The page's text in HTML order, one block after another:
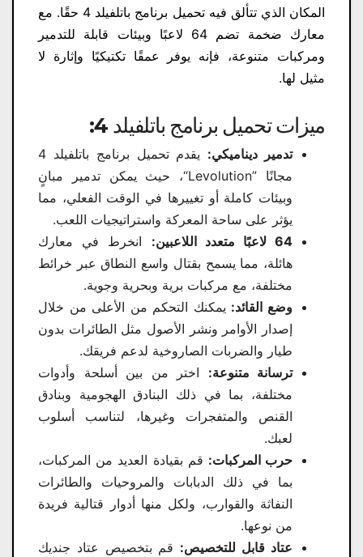
المكان الذي تتألق فيه تحميل برنامج باتلفيلد 4 حقًا. مع
معارك ضخمة تضم 64 لاعبًا وبيئات قابلة للتدمير
ومركبات متنوعة، فإنه يوفر عمقًا تكتيكيًا وإثارة لا
مثيل لها.
ميزات تحميل برنامج باتلفيلد 4​:
تدمير ديناميكي:
يقدم تحميل برنامج باتلفيلد 4
مجانًا ”Levolution“، حيث يمكن تدمير مبانٍ
وبيئات كاملة أو تغييرها في الوقت الفعلي، مما
يؤثر على ساحة المعركة واستراتيجيات اللعب.
64 لاعبًا متعدد اللاعبين:
انخرط في معارك
هائلة، مما يسمح بقتال واسع النطاق عبر خرائط
مختلفة، مع مركبات برية وبحرية وجوية.
وضع القائد: يمكنك التحكم من الأعلى من خلال
إصدار الأوامر ونشر الأصول مثل الطائرات بدون
طيار والضربات الصاروخية لدعم فريقك.
ترسانة متنوعة: اختر من بين أسلحة وأدوات
مختلفة، بما في ذلك البنادق الهجومية وبنادق
القنص والمتفجرات وغيرها، لتناسب أسلوب
لعبك.
حرب المركبات: قم بقيادة العديد من المركبات،
بما في ذلك الدبابات والمروحيات والطائرات
النفاثة والقوارب، ولكل منها أدوار قتالية فريدة
من نوعها.
عتاد قابل للتخصيص: قم بتخصيص عتاد جنديك